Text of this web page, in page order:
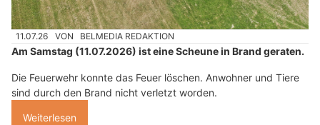
11.07.26 VON BELMEDIA REDAKTION
Am Samstag (11.07.2026) ist eine Scheune in Brand geraten.
Die Feuerwehr konnte das Feuer löschen. Anwohner und Tiere
sind durch den Brand nicht verletzt worden.
Weiterlesen